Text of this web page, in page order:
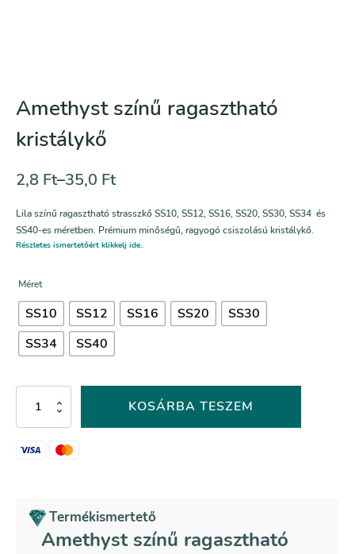
Amethyst színű ragasztható
kristálykő
2,8 Ft–35,0 Ft
Lila színű ragasztható strasszkő SS10, SS12, SS16, SS20, SS30, SS34 és
SS40-es méretben. Prémium minőségű, ragyogó csiszolású kristálykő.
Részletes ismertetőért klikkelj ide..
Méret
SS10 SS12 SS16 SS20
SS30
SS34
SS40
Amethyst
színű
ragasztható
kristálykő
mennyiség
KOSÁRBA TESZEM
Termékismertető
Amethyst színű ragasztható